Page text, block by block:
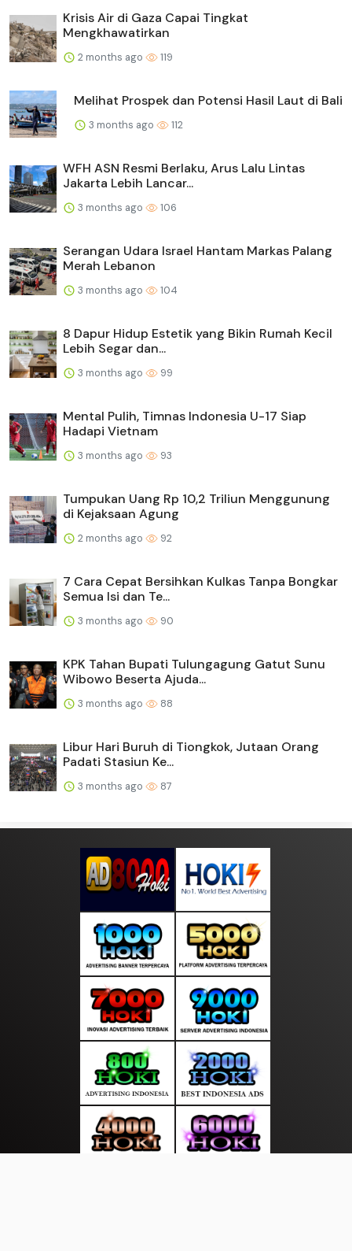
Krisis Air di Gaza Capai Tingkat
Mengkhawatirkan
2 months ago 119
Melihat Prospek dan Potensi Hasil Laut di Bali
3 months ago 112
WFH ASN Resmi Berlaku, Arus Lalu Lintas
Jakarta Lebih Lancar...
3 months ago 106
Serangan Udara Israel Hantam Markas Palang
Merah Lebanon
3 months ago 104
8 Dapur Hidup Estetik yang Bikin Rumah Kecil
Lebih Segar dan...
3 months ago 99
Mental Pulih, Timnas Indonesia U-17 Siap
Hadapi Vietnam
3 months ago 93
Tumpukan Uang Rp 10,2 Triliun Menggunung
di Kejaksaan Agung
2 months ago 92
7 Cara Cepat Bersihkan Kulkas Tanpa Bongkar
Semua Isi dan Te...
3 months ago 90
KPK Tahan Bupati Tulungagung Gatut Sunu
Wibowo Beserta Ajuda...
3 months ago 88
Libur Hari Buruh di Tiongkok, Jutaan Orang
Padati Stasiun Ke...
3 months ago 87